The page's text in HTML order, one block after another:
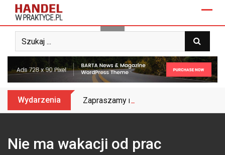
content
Wydarzenia Zapraszamy na Biznes&Trendy 2025
Nie ma wakacji od prac